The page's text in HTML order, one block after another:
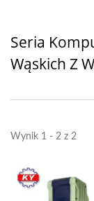
Seria
Wąskich Z
Wynik 1 - 2 z 2